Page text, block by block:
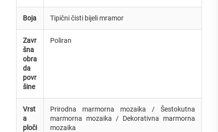
Boja Tipični čisti bijeli mramor
Zavr
šna
obra
da
povr
šine
Poliran
Vrst
a
ploči
Prirodna marmorna mozaika / Šestokutna
marmorna mozaika / Dekorativna marmorna
mozaika